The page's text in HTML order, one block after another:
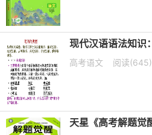
高考语文 阅读(645)